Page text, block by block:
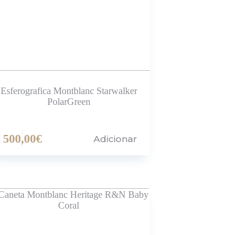
Esferografica Montblanc Starwalker
PolarGreen
500,00€ Adicionar